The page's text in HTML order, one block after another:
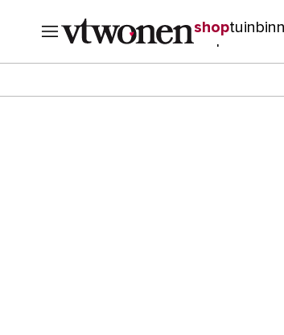
shoptuin
verbouwen